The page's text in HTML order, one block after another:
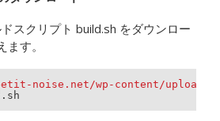
スクリプト build.sh をダウンロー
す。
noise.net/wp-content/uploads/